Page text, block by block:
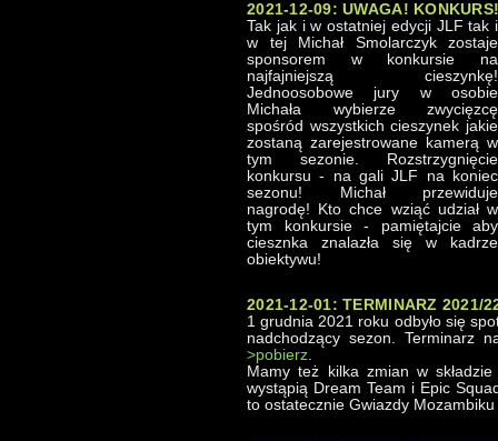
2021-12-09: UWAGA!
Tak jak i w ostatniej edycji JLF tak i
w tej Michał Smolarczyk zostaje
sponsorem w konkursie na
najfajniejszą cieszynkę!
Jednoosobowe jury w osobie
Michała wybierze zwycięzcę
spośród wszystkich cieszynek jakie
zostaną zarejestrowane kamerą w
tym sezonie. Rozstrzygnięcie
konkursu - na gali JLF na koniec
sezonu! Michał przewiduje
nagrodę! Kto chce wziąć udział w
tym konkursie - pamiętajcie aby
ciesznka znalazła się w kadrze
obiektywu!
2021-12-01: TERMINARZ 2021/
1 grudnia 2021 roku odbyło się
nadchodzący sezon. Terminarz
>pobierz.
Mamy też kilka zmian w
wystąpią Dream Team i Epic
to ostatecznie Gwiazdy Mozambiku